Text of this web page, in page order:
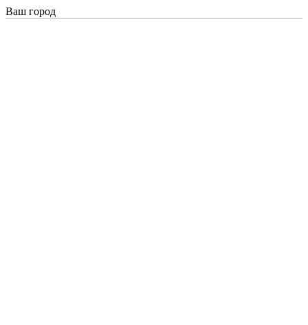
Ваш город